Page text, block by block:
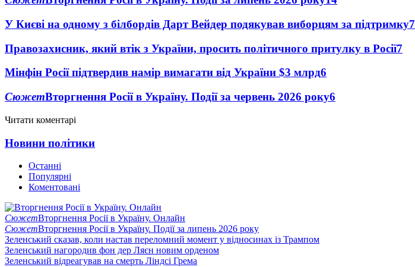
У Києві на одному з білбордів Дарт Вейдер подякував виборцям за підтримку7
Правозахисник, який втік з України, просить політичного притулку в Росії7
Мінфін Росії підтвердив намір вимагати від України $3 млрд6
СюжетВторгнення Росії в Україну. Події за червень 2026 року6
Читати коментарі
Новини політики
Останні
Популярні
Коментовані
СюжетВторгнення Росії в Україну. Онлайн
СюжетВторгнення Росії в Україну. Події за липень 2026 року
Зеленський сказав, коли настав переломний момент у відносинах із Трампом
Зеленський нагородив фон дер Ляєн новим орденом
Зеленський відреагував на смерть Ліндсі Грема